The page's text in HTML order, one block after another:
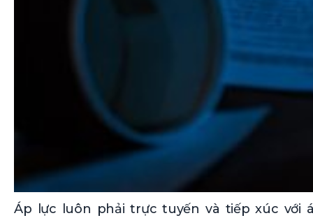
Áp lực luôn phải trực tuyến và tiếp xúc với